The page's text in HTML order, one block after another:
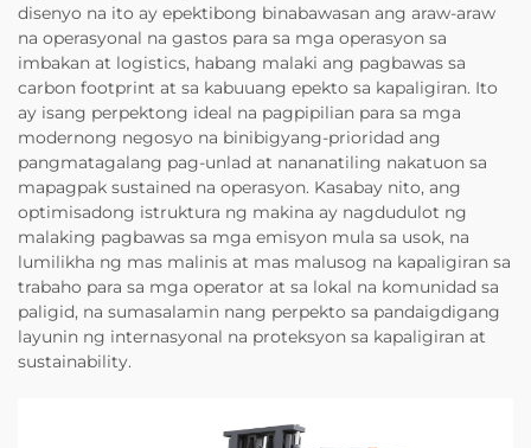
disenyo na ito ay epektibong binabawasan ang araw-araw
na operasyonal na gastos para sa mga operasyon sa
imbakan at logistics, habang malaki ang pagbawas sa
carbon footprint at sa kabuuang epekto sa kapaligiran. Ito
ay isang perpektong ideal na pagpipilian para sa mga
modernong negosyo na binibigyang-prioridad ang
pangmatagalang pag-unlad at nananatiling nakatuon sa
mapagpak sustained na operasyon. Kasabay nito, ang
optimisadong istruktura ng makina ay nagdudulot ng
malaking pagbawas sa mga emisyon mula sa usok, na
lumilikha ng mas malinis at mas malusog na kapaligiran sa
trabaho para sa mga operator at sa lokal na komunidad sa
paligid, na sumasalamin nang perpekto sa pandaigdigang
layunin ng internasyonal na proteksyon sa kapaligiran at
sustainability.